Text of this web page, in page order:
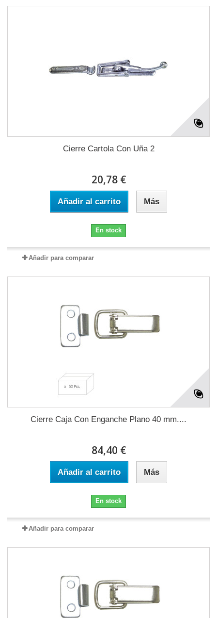
Cierre Cartola Con Uña 2
20,78 €
Añadir al carrito Más
En stock
Añadir para comparar
Cierre Caja Con Enganche Plano 40 mm....
84,40 €
Añadir al carrito Más
En stock
Añadir para comparar